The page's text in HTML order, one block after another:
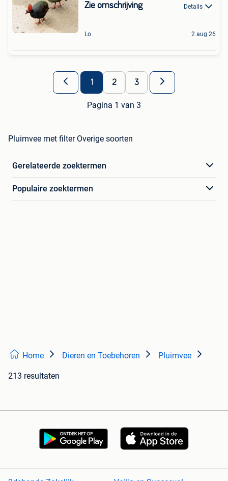
Zie omschrijving Details
Lo 2 aug 26
1 2 3
Pagina 1 van 3
Pluimvee met filter Overige soorten
Gerelateerde zoektermen
Populaire zoektermen
Home Dieren en Toebehoren Pluimvee
213 resultaten